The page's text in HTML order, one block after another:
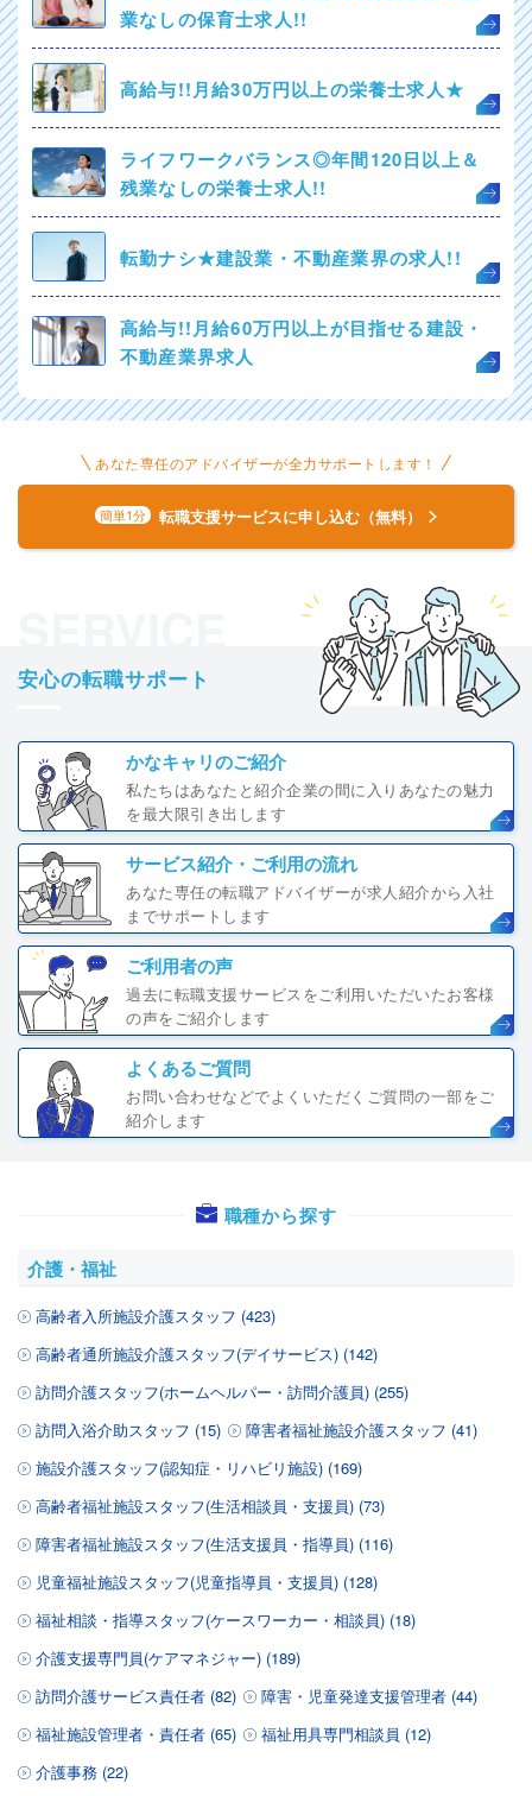
業なしの保育士求人!!
高給与!!月給30万円以上の栄養士求人★
ライフワークバランス◎年間120日以上＆
残業なしの栄養士求人!!
転勤ナシ★建設業・不動産業界の求人!!
高給与!!月給60万円以上が目指せる建設・
不動産業界求人
あなた専任のアドバイザーが全力サポートします！
簡単1分 転職支援サービスに申し込む（無料）
安心の転職サポート
かなキャリのご紹介
私たちはあなたと紹介企業の間に入りあなたの魅力
を最大限引き出します
サービス紹介・ご利用の流れ
あなた専任の転職アドバイザーが求人紹介から入社
までサポートします
ご利用者の声
過去に転職支援サービスをご利用いただいたお客様
の声をご紹介します
よくあるご質問
お問い合わせなどでよくいただくご質問の一部をご
紹介します
職種から探す
介護・福祉
高齢者入所施設介護スタッフ (423)
高齢者通所施設介護スタッフ(デイサービス) (142)
訪問介護スタッフ(ホームヘルパー・訪問介護員) (255)
訪問入浴介助スタッフ (15)
障害者福祉施設介護スタッフ (41)
施設介護スタッフ(認知症・リハビリ施設) (169)
高齢者福祉施設スタッフ(生活相談員・支援員) (73)
障害者福祉施設スタッフ(生活支援員・指導員) (116)
児童福祉施設スタッフ(児童指導員・支援員) (128)
福祉相談・指導スタッフ(ケースワーカー・相談員) (18)
介護支援専門員(ケアマネジャー) (189)
訪問介護サービス責任者 (82)
障害・児童発達支援管理者 (44)
福祉施設管理者・責任者 (65)
福祉用具専門相談員 (12)
介護事務 (22)